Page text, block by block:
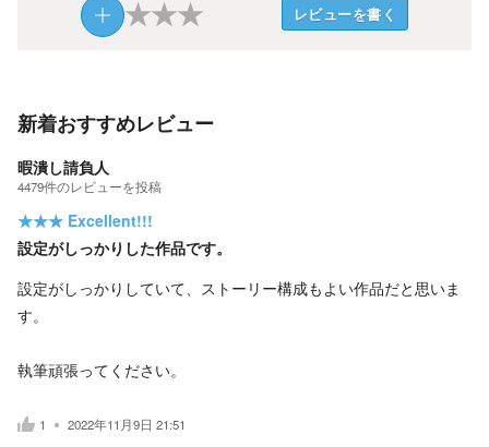
★★★ レビューを書く
新着おすすめレビュー
暇潰し請負人
4479件のレビューを投稿
★★★ Excellent!!!
設定がしっかりした作品です。
設定がしっかりしていて、ストーリー構成もよい作品だと思いま
す。
執筆頑張ってください。
1 2022年11月9日 21:51